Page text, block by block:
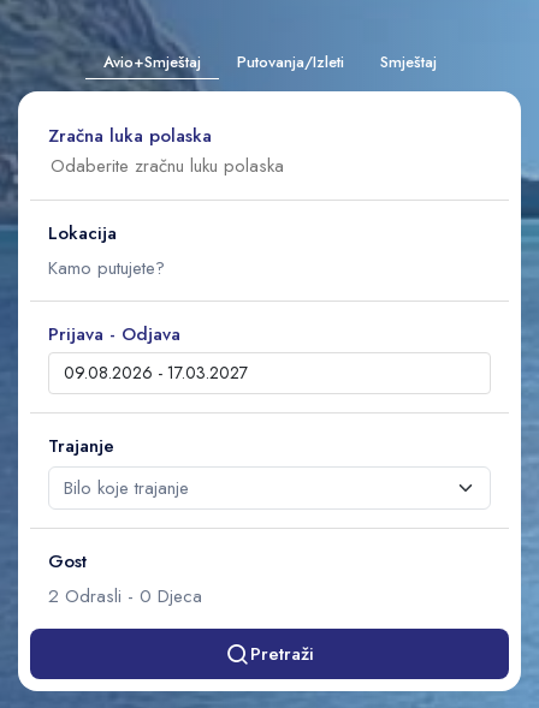
Avio+Smještaj Putovanja/Izleti Smještaj
Zračna luka polaska
Lokacija
Prijava - Odjava
Trajanje
Gost
2 Odrasli - 0 Djeca
Pretraži